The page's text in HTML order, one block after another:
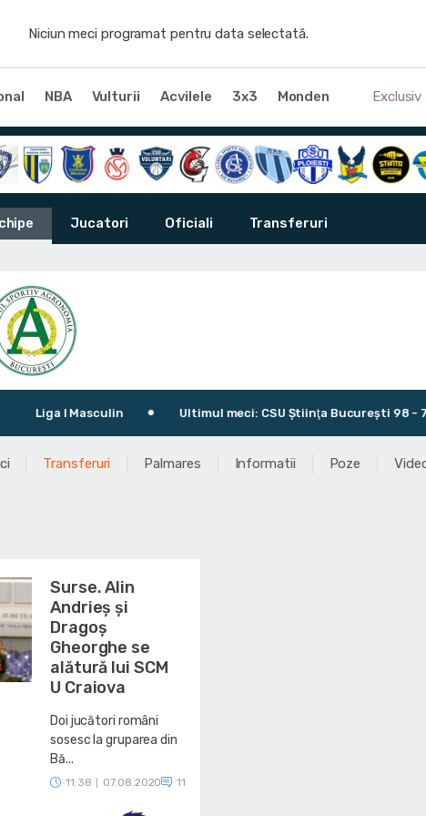
Niciun meci programat pentru data selectată.
NBA Vulturii Acvilele 3x3 Monden Exclusiv
Jucatori Oficiali Transferuri
Liga I Masculin Ultimul meci: CSU Ştiinţa Bucureşti 98 - 76
Transferuri Palmares Informatii Poze
Surse. Alin
Andrieș și
Dragoș
Gheorghe se
alătură lui SCM
U Craiova
Doi jucători români
sosesc la gruparea din
Bă...
11:38 07.08.2020 11